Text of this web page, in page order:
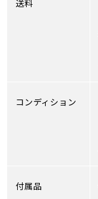
送料
コンディション
付属品